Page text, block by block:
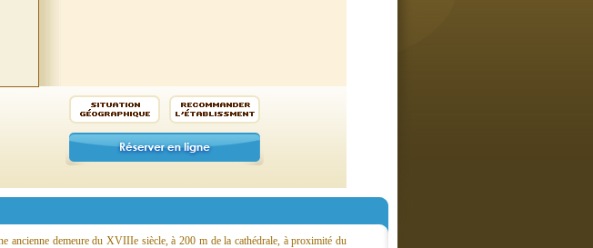
ancienne demeure du XVIIIe siècle, à 200 m de la cathédrale, à proximité du